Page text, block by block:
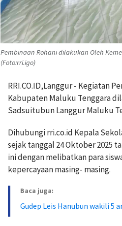
Pembinaan Rohani dilakukan Oleh
(Foto:rri.igo)
RRI.CO.ID,Langgur - Kegiatan
Kabupaten Maluku Tenggara
Sadsuitubun Langgur Maluku
Dihubungi rri.co.id Kepala
sejak tanggal 24 Oktober 2025
ini dengan melibatkan para
kepercayaan masing- masing.
Baca juga:
Gudep Leis Hanubun wakili 5